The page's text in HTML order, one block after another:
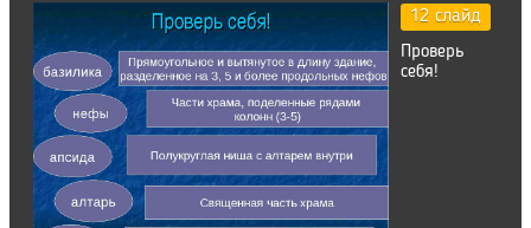
12 слайд
Проверь
себя!